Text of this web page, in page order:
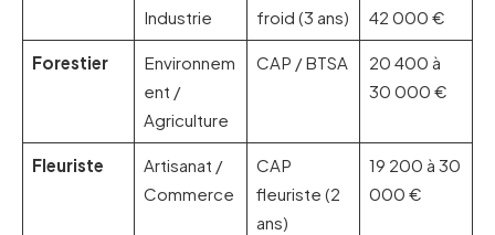
Industrie froid (3 ans) 42 000 €
Forestier
Environnem
ent /
Agriculture
CAP / BTSA
20 400 à
30 000 €
Fleuriste
Artisanat /
Commerce
CAP
fleuriste (2
ans)
19 200 à 30
000 €